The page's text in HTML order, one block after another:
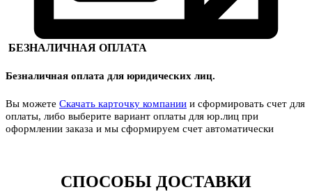
БЕЗНАЛИЧНАЯ ОПЛАТА
Безналичная оплата для юридических лиц.
Вы можете Скачать карточку компании и сформировать счет для
оплаты, либо выберите вариант оплаты для юр.лиц при
оформлении заказа и мы сформируем счет автоматически
СПОСОБЫ ДОСТАВКИ